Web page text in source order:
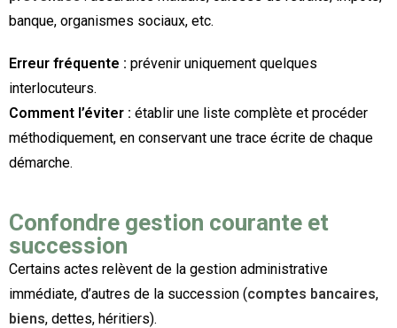
banque, organismes sociaux, etc.
Erreur fréquente : prévenir uniquement quelques
interlocuteurs.
Comment l’éviter : établir une liste complète et procéder
méthodiquement, en conservant une trace écrite de chaque
démarche.
Confondre gestion courante et
succession
Certains actes relèvent de la gestion administrative
immédiate, d’autres de la succession (comptes bancaires,
biens, dettes, héritiers).